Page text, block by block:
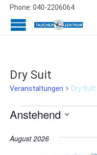
Phone: 040-2206064
Dry Suit
Veranstaltungen Dry Suit
Veranstaltungen
Anstehend
wählen.
August 2026